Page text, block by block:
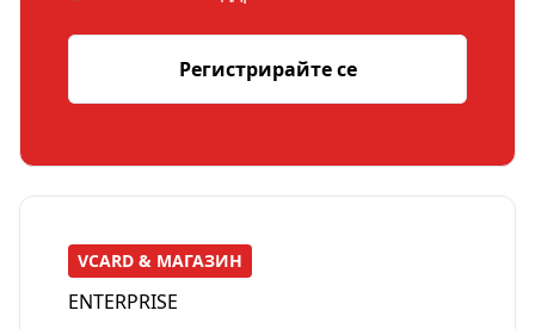
Регистрирайте се
VCARD & МАГАЗИН
ENTERPRISE